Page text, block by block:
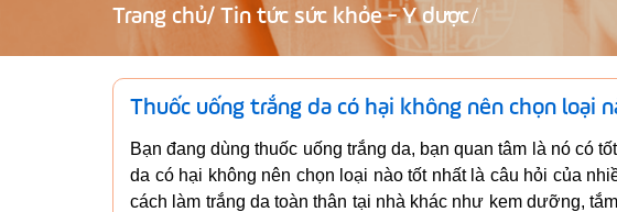
Trang chủ/ Tin tức sức khỏe - Y dược
Thuốc uống trắng da có hại không nên chọn loại
Bạn đang dùng thuốc uống trắng da, bạn quan tâm là nó có
da có hại không nên chọn loại nào tốt nhất là câu hỏi của
cách làm trắng da toàn thân tại nhà khác như kem dưỡng,